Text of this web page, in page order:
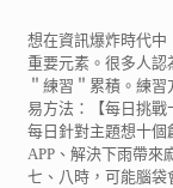
想在資訊爆炸時代中
重要元素。很多人認
＂練習＂累積。練
易方法：【每日挑戰
每日針對主題想十個
APP、解決下雨帶
七、八時，可能腦袋